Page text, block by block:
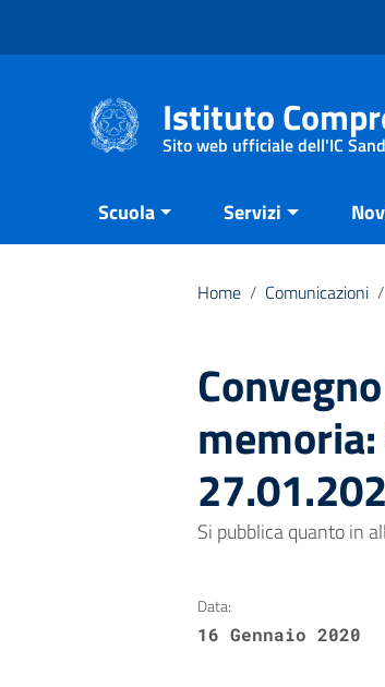
Istituto
Sito web ufficiale dell'IC
Scuola Servizi
Home / Comunicazioni /
Si pubblica quanto in
Data:
16 Gennaio 2020